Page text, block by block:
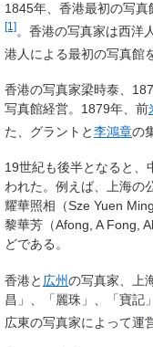
1845年、香港最初の写真
[1]。香港の写真家は西洋
港人による最初の写真館
香港の写真家梁時泰、
写真館経営。1879年、前
た、グラントと李鴻章の
19世紀も後半となると、
われた。例えば、上海の
耀華照相（Sze Yuen
黎華芳（Afong, A Fong,
どである。
香港と 広州の写真家、上
昌」、「麗珠」、「寶記
広東の写真家によって運